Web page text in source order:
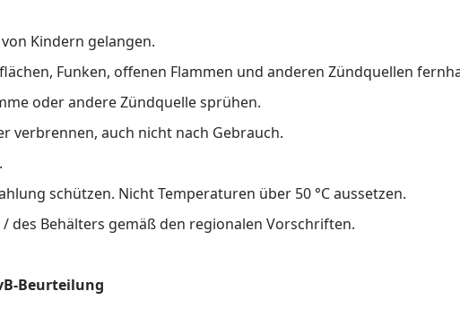
Kindern gelangen.
Funken, offenen Flammen und anderen Zündquellen
oder andere Zündquelle sprühen.
verbrennen, auch nicht nach Gebrauch.
schützen. Nicht Temperaturen über 50 °C aussetzen.
des Behälters gemäß den regionalen Vorschriften.
Beurteilung